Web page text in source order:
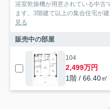
浴室乾燥機が用意されている中古
ます。3階建て以上の集合住宅が
見る
販売中の部屋
104
2,499万円
1階 / 66.40㎡